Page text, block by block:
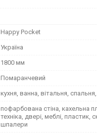
Happy Pocket
Україна
1800 мм
Помаранчевий
кухня, ванна, вітальня,
пофарбована стіна, кахельна
техніка, двері, меблі, пластик,
шпалери